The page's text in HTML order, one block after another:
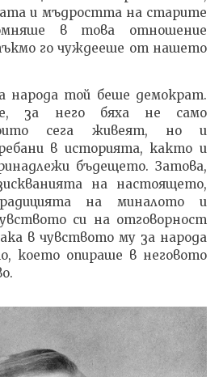
и мъдростта на старите
в това отношение
го чуждееше от нашето
народа той беше демократ.
за него бяха не само
сега живеят, но и
в историята, както и
бъдещето. Затова,
на настоящето,
на миналото и
си на отговорност
в чувството му за народа
което опираше в неговото